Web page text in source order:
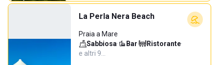
La Perla Nera Beach
Praia a Mare
Sabbiosa· Bar· Ristorante·
e altri 9…